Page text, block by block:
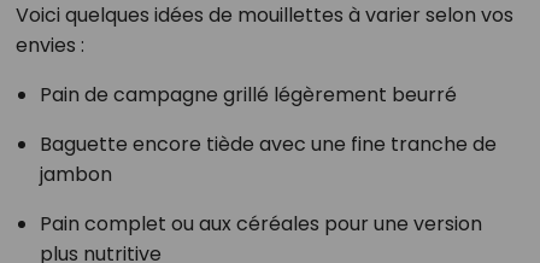
Voici quelques idées de mouillettes à varier selon vos
envies :
Pain de campagne grillé légèrement beurré
Baguette encore tiède avec une fine tranche de
jambon
Pain complet ou aux céréales pour une version
plus nutritive